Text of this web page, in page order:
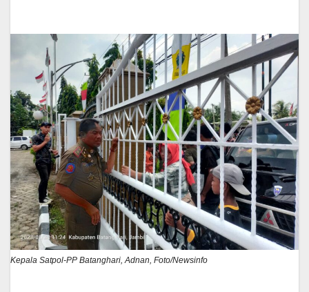
Kepala Satpol-PP Batanghari, Adnan, Foto/Newsinfo